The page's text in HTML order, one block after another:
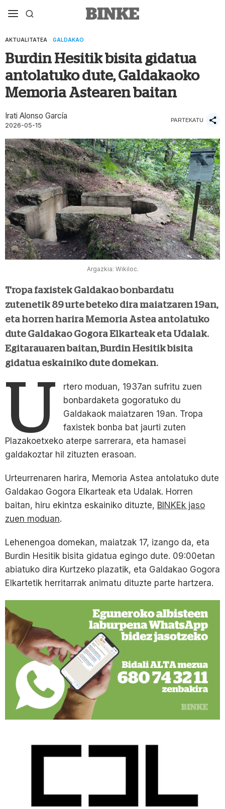
AKTUALITATEA · GALDAKAO
Burdin Hesitik bisita gidatua
antolatuko dute, Galdakaoko
Memoria Astearen baitan
Irati Alonso García
2026-05-15
PARTEKATU
Argazkia: Wikiloc.
Tropa faxistek Galdakao bonbardatu
zutenetik 89 urte beteko dira maiatzaren 19an,
eta horren harira Memoria Astea antolatuko
dute Galdakao Gogora Elkarteak eta Udalak.
Egitarauaren baitan, Burdin Hesitik bisita
gidatua eskainiko dute domekan.
U
rtero moduan, 1937an sufritu zuen
bonbardaketa gogoratuko du
Galdakaok maiatzaren 19an. Tropa
faxistek bonba bat jaurti zuten
Plazakoetxeko aterpe sarrerara, eta hamasei
galdakoztar hil zituzten erasoan.
Urteurrenaren harira, Memoria Astea antolatuko dute
Galdakao Gogora Elkarteak eta Udalak. Horren
baitan, hiru ekintza eskainiko dituzte, BINKEk jaso
zuen moduan.
Lehenengoa domekan, maiatzak 17, izango da, eta
Burdin Hesitik bisita gidatua egingo dute. 09:00etan
abiatuko dira Kurtzeko plazatik, eta Galdakao Gogora
Elkartetik herritarrak animatu dituzte parte hartzera.